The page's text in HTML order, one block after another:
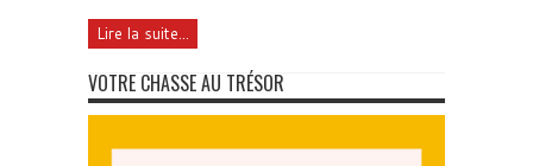
Lire la suite...
VOTRE CHASSE AU TRÉSOR